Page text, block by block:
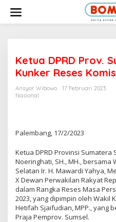
Ketua DPRD Prov.
Kunker Reses
Ansyor Wibowo
17 Februari 2023
Nasional
Palembang, 17/2/2023
Ketua DPRD Provinsi Sumatera
Noeringhati, SH., MH.,
Selatan Ir. H. Mawardi Yahya,
X Dewan Perwakilan Rakyat
dalam Rangka Reses Masa
2023, yang dipimpin oleh Wakil
Hetifah Sjaifudian, MPP., yang
Praja Pemprov. Sumsel.